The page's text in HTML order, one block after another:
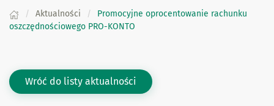
Aktualności
Promocyjne oprocentowanie rachunku
oszczędnościowego PRO-KONTO
Wróć do listy aktualności